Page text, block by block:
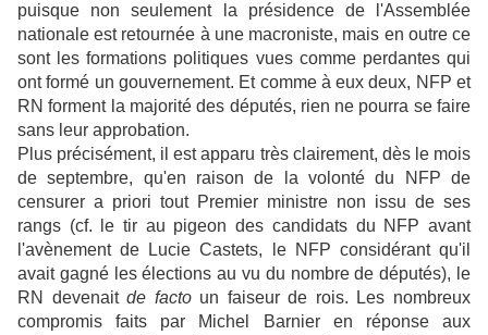
puisque non seulement la présidence de l'Assemblée
nationale est retournée à une macroniste, mais en outre ce
sont les formations politiques vues comme perdantes qui
ont formé un gouvernement. Et comme à eux deux, NFP et
RN forment la majorité des députés, rien ne pourra se faire
sans leur approbation.
Plus précisément, il est apparu très clairement, dès le mois
de septembre, qu'en raison de la volonté du NFP de
censurer a priori tout Premier ministre non issu de ses
rangs (cf. le tir au pigeon des candidats du NFP avant
l'avènement de Lucie Castets, le NFP considérant qu'il
avait gagné les élections au vu du nombre de députés), le
RN devenaitde factoun faiseur de rois. Les nombreux
compromis faits par Michel Barnier en réponse aux